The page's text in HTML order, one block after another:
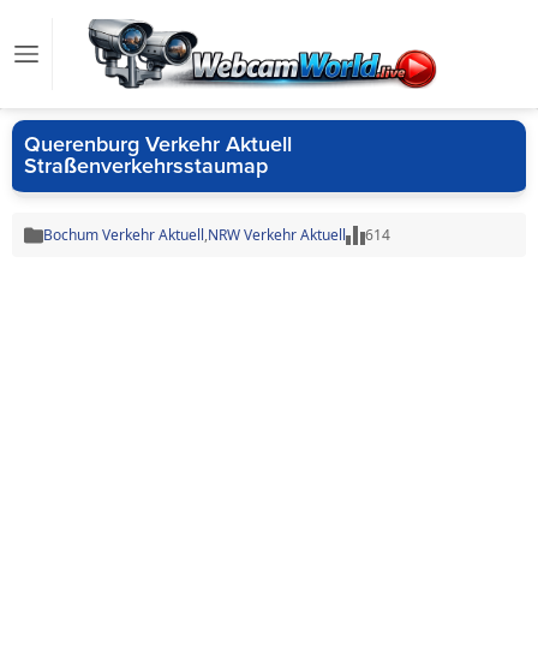
Querenburg Verkehr Aktuell
Straßenverkehrsstaumap
Bochum Verkehr Aktuell,NRW Verkehr Aktuell 614